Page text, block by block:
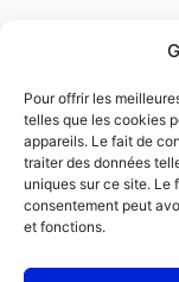
Pour offrir les
telles que les cookies
appareils. Le fait de
traiter des données
uniques sur ce site. Le
consentement peut
et fonctions.